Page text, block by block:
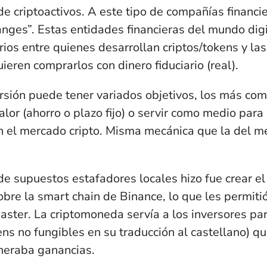
criptoactivos. A este tipo de compañías
. Estas entidades financieras del mundo
entre quienes desarrollan criptos/tokens y
comprarlos con dinerofiduciario (real).
puede tener variados objetivos, los más
(ahorro o plazo fijo) o servir como medio
el mercado cripto. Misma mecánica que la del
supuestos estafadores locales hizo fue crear
la smart chain de Binance, lo que les
. La criptomoneda servía a los inversores
no fungibles en su traducción al castellano)
ganancias.